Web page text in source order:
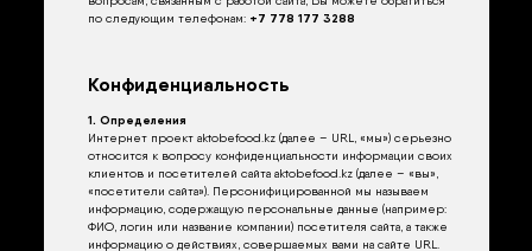
по следующим телефонам: +7 778 177 3288
Конфиденциальность
1. Определения
Интернет проект aktobefood.kz (далее – URL, «мы») серьезно
относится к вопросу конфиденциальности информации своих
клиентов и посетителей сайта aktobefood.kz (далее – «вы»,
«посетители сайта»). Персонифицированной мы называем
информацию, содержащую персональные данные (например:
ФИО, логин или название компании) посетителя сайта, а также
информацию о действиях, совершаемых вами на сайте URL.